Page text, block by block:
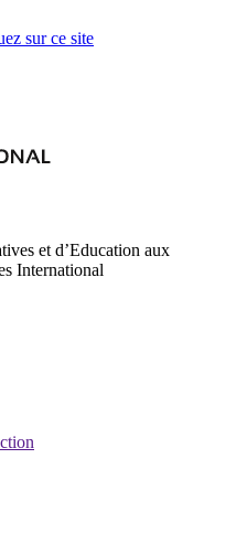
sur ce site
et d’Education aux
International